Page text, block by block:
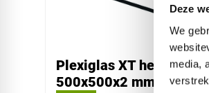
Deze
We
media,
Plexiglas XT helder
500x500x2 mm